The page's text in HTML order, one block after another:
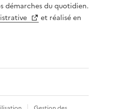
démarches du quotidien.
et réalisé en